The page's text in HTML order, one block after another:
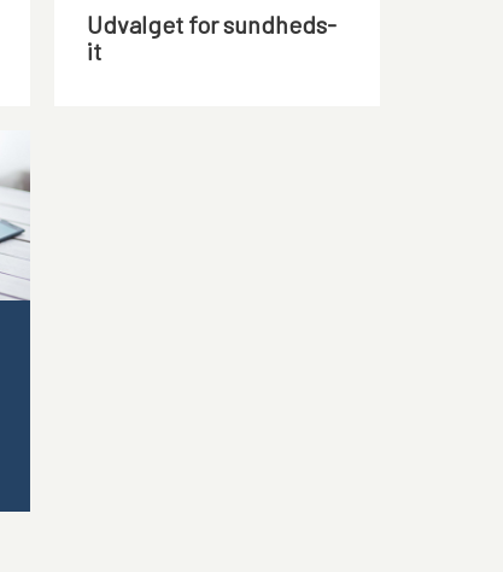
Udvalget for sundheds-
it